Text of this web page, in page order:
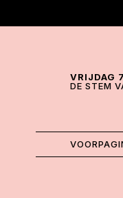
VRIJDAG
DE STEM